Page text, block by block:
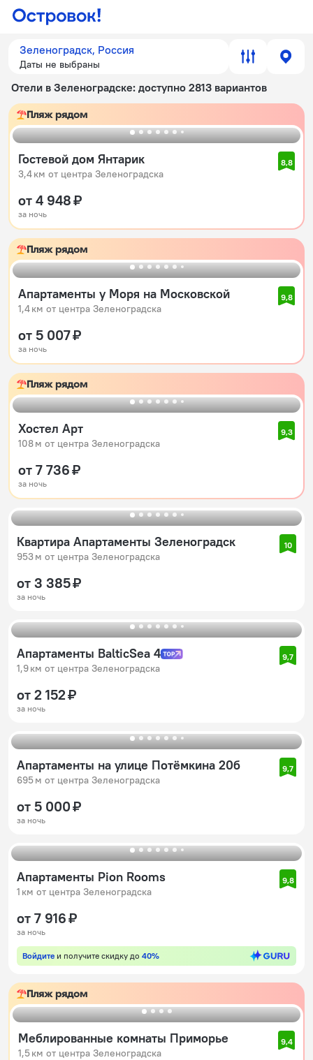
Зеленоградск, Россия
Даты не выбраны
Отели в Зеленоградске: доступно 2813 вариантов
Пляж рядом
Гостевой дом Янтарик
3,4 км от центра Зеленоградска
8,8
от 4 948 ₽
за ночь
Пляж рядом
Апартаменты у Моря на Московской
1,4 км от центра Зеленоградска
9,8
от 5 007 ₽
за ночь
Пляж рядом
Хостел Арт
108 м от центра Зеленоградска
9,3
от 7 736 ₽
за ночь
Квартира Апартаменты Зеленоградск
953 м от центра Зеленоградска
10
от 3 385 ₽
за ночь
Апартаменты BalticSea 4
1,9 км от центра Зеленоградска
9,7
от 2 152 ₽
за ночь
Апартаменты на улице Потёмкина 20б
695 м от центра Зеленоградска
9,7
от 5 000 ₽
за ночь
Апартаменты Pion Rooms
1 км от центра Зеленоградска
9,8
от 7 916 ₽
за ночь
Войдите и получите скидку до 40%
Пляж рядом
Меблированные комнаты Приморье
1,5 км от центра Зеленоградска
9,4